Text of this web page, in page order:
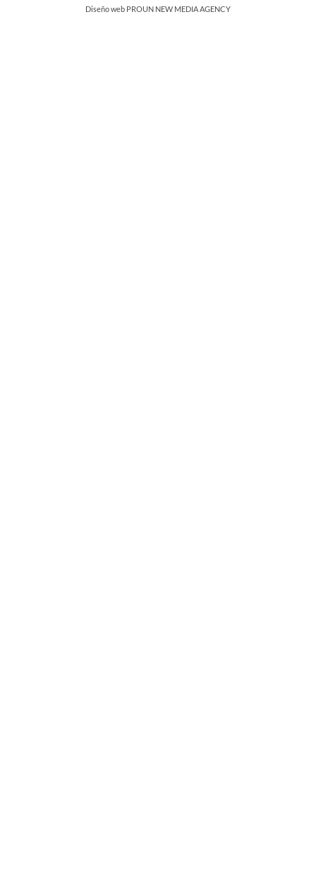
Diseño web PROUN NEW MEDIA AGENCY